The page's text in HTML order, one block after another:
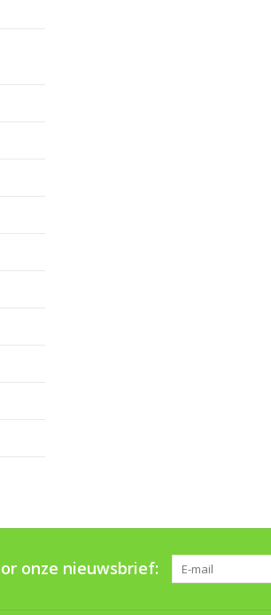
onze nieuwsbrief: